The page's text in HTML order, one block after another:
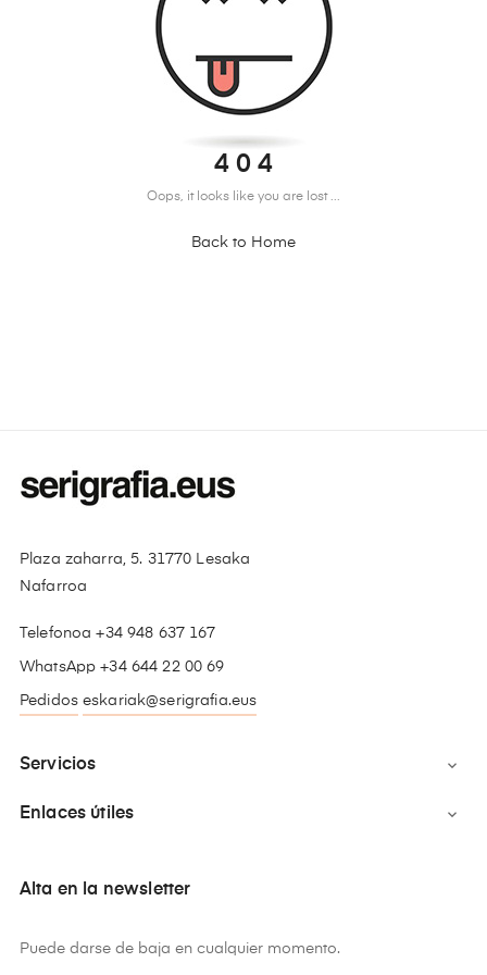
4 0 4
Oops, it looks like you are lost ...
Back to Home
Plaza zaharra, 5. 31770 Lesaka
Nafarroa
Telefonoa +34 948 637 167
WhatsApp +34 644 22 00 69
Pedidos eskariak@serigrafia.eus
Servicios 
Enlaces útiles 
Alta en la newsletter
Puede darse de baja en cualquier momento.